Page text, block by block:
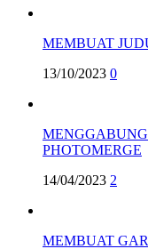
MEMBUAT
13/10/2023 0
PHOTOMERGE
14/04/2023 2
MEMBUAT